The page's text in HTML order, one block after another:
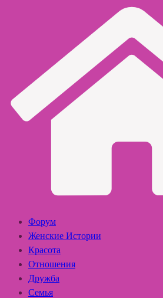
Форум
Женские Истории
Красота
Отношения
Дружба
Семья